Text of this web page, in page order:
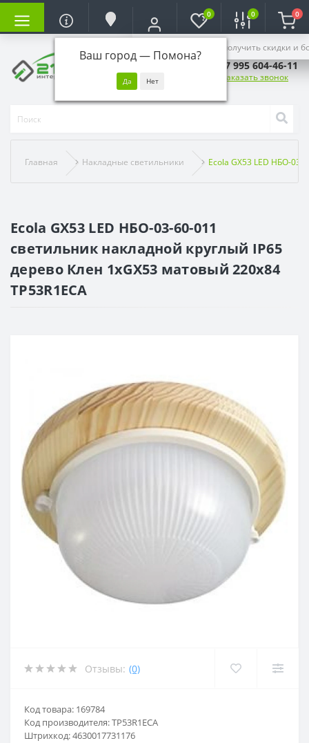
Ваш город — Помона?
Войдите, чтобы получить скидки и
0 0 0
+7 995 604-46-11
Заказать звонок
Главная Накладные светильники Ecola GX53 LED НБО-03-
Ecola GX53 LED НБО-03-60-011
светильник накладной круглый IP65
дерево Клен 1xGX53 матовый 220х84
TP53R1ECA
Отзывы: (0)
Код товара: 169784
Код производителя: TP53R1ECA
Штрихкод: 4630017731176